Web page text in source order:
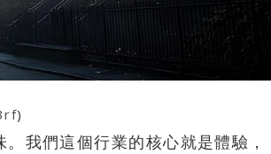
)
我們這個行業的核心就是體驗，